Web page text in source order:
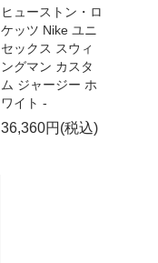
ヒューストン・ロ
ケッツ Nike ユニ
セックス スウィ
ングマン カスタ
ム ジャージー ホ
ワイト -
36,360円(税込)